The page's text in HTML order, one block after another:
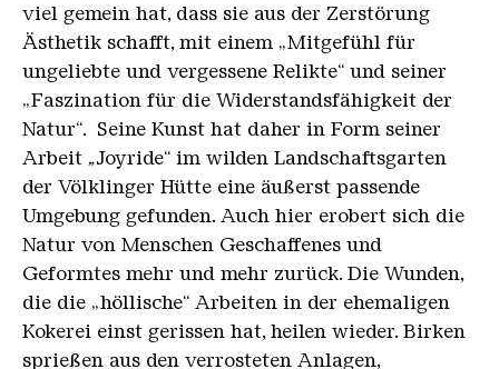
viel gemein hat, dass sie aus der Zerstörung
Ästhetik schafft, mit einem „Mitgefühl für
ungeliebte und vergessene Relikte“ und seiner
„Faszination für die Widerstandsfähigkeit der
Natur“. Seine Kunst hat daher in Form seiner
Arbeit „Joyride“ im wilden Landschaftsgarten
der Völklinger Hütte eine äußerst passende
Umgebung gefunden. Auch hier erobert sich die
Natur von Menschen Geschaffenes und
Geformtes mehr und mehr zurück. Die Wunden,
die die „höllische“ Arbeiten in der ehemaligen
Kokerei einst gerissen hat, heilen wieder. Birken
sprießen aus den verrosteten Anlagen,